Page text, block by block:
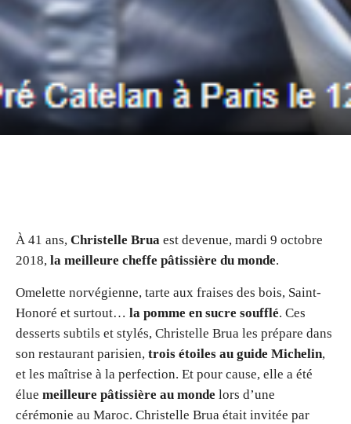
À 41 ans, Christelle Brua est devenue, mardi 9 octobre
2018, la meilleure cheffe pâtissière du monde.
Omelette norvégienne, tarte aux fraises des bois, Saint-
Honoré et surtout… la pomme en sucre soufflé. Ces
desserts subtils et stylés, Christelle Brua les prépare dans
son restaurant parisien, trois étoiles au guide Michelin,
et les maîtrise à la perfection. Et pour cause, elle a été
élue meilleure pâtissière au monde lors d’une
cérémonie au Maroc. Christelle Brua était invitée par